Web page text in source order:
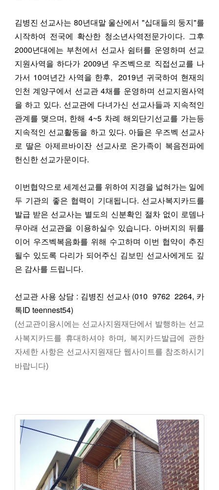
김병진 선교사는 80년대말 울산에서 "십대들의 둥지"를
시작하여 전국에 확산한 청소년사역전문가이다. 그후
2000년대에는 부천에서 선교사 쉼터를 운영하며 선교
지원사역을 하다가 2009년 우즈벡으로 직접선교를 나
가서 10여년간 사역을 한후, 2019년 귀국하여 현재의
인천 계양구에서 선교관 4채를 운영하며 선교지원사역
을 하고 있다. 선교관에 다녀가신 선교사들과 지속적인
관계를 맺으며, 한해 4~5 차례 해외단기선교를 가는등
지속적인 선교활동을 하고 있다. 아들은 우즈벡 선교사
로 딸은 아제르바이잔 선교사로 온가족이 복음전파에
헌신한 선교가문이다.
​이번협약으로 세계선교를 위하여 지경을 넓혀가는 일에
두 기관의 좋은 협력이 기대됩니다. 선교사복지카드를
발급 받은 선교사는 별도의 신분확인 절차 없이 로뎀나
무아래 선교관을 이용하실수 있습니다. 아버지의 뒤를
이어 우즈벡복음화를 위해 수고하며 이번 협약이 추진
될수 있도록 다리가 되어주신 김보민 선교사에게도 깊
은 감사를 드립니다.
선교관 사용 상담 : 김병진 선교사 (010 9762 2264, 카
톡ID teennest54)
(선교관이용시에는 선교사지원재단에서 발행하는 선교
사복지카드를 휴대하셔야 하며, 복지카드발급에 관한
자세한 사항은 선교사지원재단 웹사이트를 참조하시기
바랍니다)